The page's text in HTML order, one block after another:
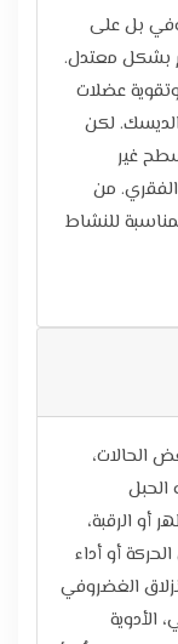
بل على
بشكل معتدل.
عضلات
لكن
غير
من
للنشاط
الحالات،
الرقبة،
أو أداء
الغضروفي
الأدوية